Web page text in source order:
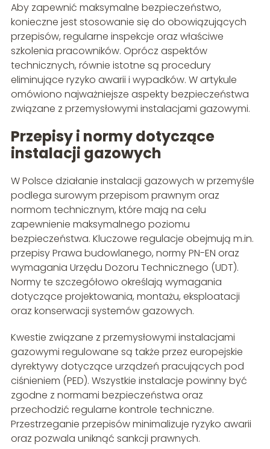
Aby zapewnić maksymalne bezpieczeństwo,
konieczne jest stosowanie się do obowiązujących
przepisów, regularne inspekcje oraz właściwe
szkolenia pracowników. Oprócz aspektów
technicznych, równie istotne są procedury
eliminujące ryzyko awarii i wypadków. W artykule
omówiono najważniejsze aspekty bezpieczeństwa
związane z przemysłowymi instalacjami gazowymi.
Przepisy i normy dotyczące
instalacji gazowych
W Polsce działanie instalacji gazowych w przemyśle
podlega surowym przepisom prawnym oraz
normom technicznym, które mają na celu
zapewnienie maksymalnego poziomu
bezpieczeństwa. Kluczowe regulacje obejmują m.in.
przepisy Prawa budowlanego, normy PN-EN oraz
wymagania Urzędu Dozoru Technicznego (UDT).
Normy te szczegółowo określają wymagania
dotyczące projektowania, montażu, eksploatacji
oraz konserwacji systemów gazowych.
Kwestie związane z przemysłowymi instalacjami
gazowymi regulowane są także przez europejskie
dyrektywy dotyczące urządzeń pracujących pod
ciśnieniem (PED). Wszystkie instalacje powinny być
zgodne z normami bezpieczeństwa oraz
przechodzić regularne kontrole techniczne.
Przestrzeganie przepisów minimalizuje ryzyko awarii
oraz pozwala uniknąć sankcji prawnych.